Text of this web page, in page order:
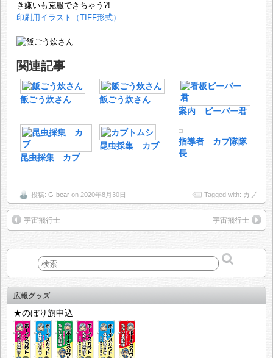
き嫌いも克服できちゃう?!
印刷用イラスト（TIFF形式）
関連記事
飯ごう炊さん
飯ごう炊さん
案内 ビーバー君
昆虫採集 カブ
昆虫採集 カブ
指導者 カブ隊隊
長
投稿: G-bear on 2020年8月30日 Tagged with: カブ
宇宙飛行士 宇宙飛行士
広報グッズ
★のぼり旗申込